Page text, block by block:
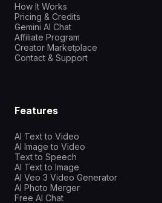
How It Works
Pricing & Credits
Gemini AI Chat
Affiliate Program
Creator Marketplace
Contact & Support
Features
AI Text to Video
AI Image to Video
Text to Speech
AI Text to Image
AI Veo 3 Video Generator
AI Photo Merger
Free AI Chat